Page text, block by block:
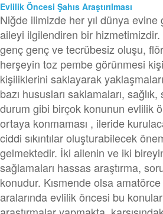
Evlilik Öncesi Şahıs Araştırılması
Niğde ilimizde her yıl dünya evine
aileyi ilgilendiren bir
genç genç ve tecrübesiz oluşu,
herşeyin toz pembe görünmesi
kişiliklerini saklayarak
bazı hususları saklamaları,
durum gibi birçok konunun evlilik
ortaya konmaması , ileride
ciddi sıkıntılar oluşturabilecek
gelmektedir. İki ailenin ve iki
sağlamaları hassas araştırma,
konudur. Kısmende olsa
aralarında evlilik öncesi bu